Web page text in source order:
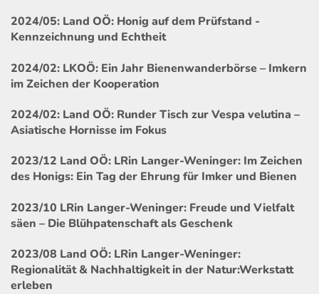
2024/05: Land OÖ: Honig auf dem Prüfstand -
Kennzeichnung und Echtheit
2024/02: LKOÖ: Ein Jahr Bienenwanderbörse – Imkern
im Zeichen der Kooperation
2024/02: Land OÖ: Runder Tisch zur Vespa velutina –
Asiatische Hornisse im Fokus
2023/12 Land OÖ: LRin Langer-Weninger: Im Zeichen
des Honigs: Ein Tag der Ehrung für Imker und Bienen
2023/10 LRin Langer-Weninger: Freude und Vielfalt
säen – Die Blühpatenschaft als Geschenk
2023/08 Land OÖ: LRin Langer-Weninger:
Regionalität & Nachhaltigkeit in der Natur:Werkstatt
erleben